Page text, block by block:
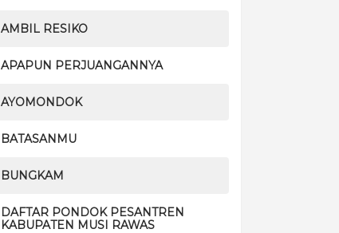
AMBIL RESIKO
APAPUN PERJUANGANNYA
AYOMONDOK
BATASANMU
BUNGKAM
DAFTAR PONDOK PESANTREN
KABUPATEN MUSI RAWAS